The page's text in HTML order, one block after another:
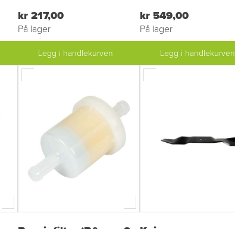
kr 217,00
På lager
Legg i handlekurven
kr 549,00
På lager
Legg i handlekurven